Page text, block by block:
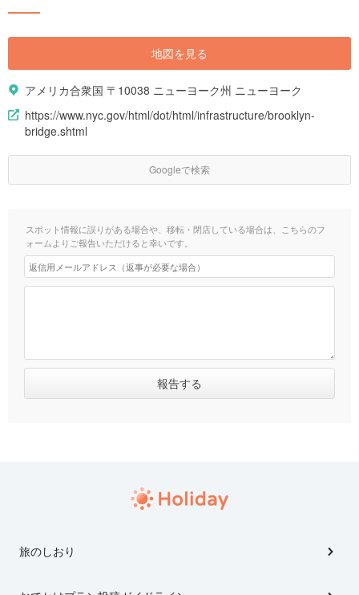
地図を見る
アメリカ合衆国 〒10038 ニューヨーク州 ニューヨーク
https://www.nyc.gov/html/dot/html/infrastructure/brooklyn-
bridge.shtml
Googleで検索
スポット情報に誤りがある場合や、移転・閉店している場合は、こちらのフ
ォームよりご報告いただけると幸いです。
旅のしおり